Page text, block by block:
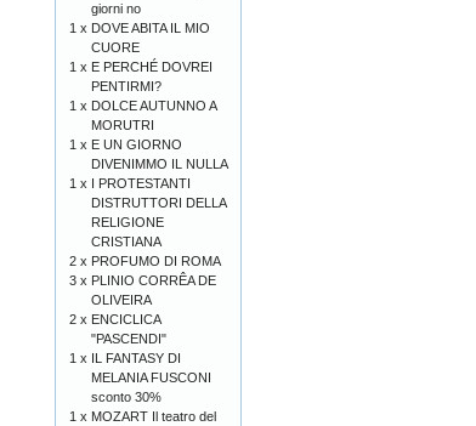
giorni no
1 x DOVE ABITA IL MIO
CUORE
1 x E PERCHÉ DOVREI
PENTIRMI?
1 x DOLCE AUTUNNO A
MORUTRI
1 x E UN GIORNO
DIVENIMMO IL NULLA
1 x I PROTESTANTI
DISTRUTTORI DELLA
RELIGIONE
CRISTIANA
2 x PROFUMO DI ROMA
3 x PLINIO CORRÊA DE
OLIVEIRA
2 x ENCICLICA
"PASCENDI"
1 x IL FANTASY DI
MELANIA FUSCONI
sconto 30%
1 x MOZART Il teatro del